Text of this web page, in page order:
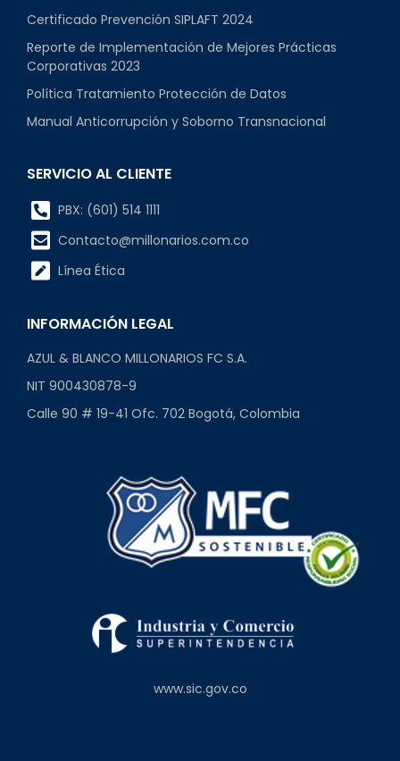
Certificado Prevención SIPLAFT 2024
Reporte de Implementación de Mejores Prácticas
Corporativas 2023
Política Tratamiento Protección de Datos
Manual Anticorrupción y Soborno Transnacional
SERVICIO AL CLIENTE
PBX: (601) 514 1111
Contacto@millonarios.com.co
Línea Ética
INFORMACIÓN LEGAL
AZUL & BLANCO MILLONARIOS FC S.A.
NIT 900430878-9
Calle 90 # 19-41 Ofc. 702 Bogotá, Colombia
www.sic.gov.co